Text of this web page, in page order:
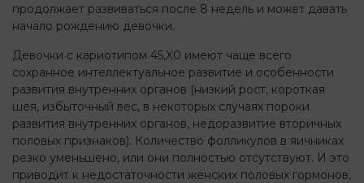
продолжает развиваться после 8 недель и может давать
начало рождению девочки.
Девочки с кариотипом 45,X0 имеют чаще всего
сохранное интеллектуальное развитие и особенности
развития внутренних органов (низкий рост, короткая
шея, избыточный вес, в некоторых случаях пороки
развития внутренних органов, недоразвитие вторичных
половых признаков). Количество фолликулов в яичниках
резко уменьшено, или они полностью отсутствуют. И это
приводит к недостаточности женских половых гормонов,